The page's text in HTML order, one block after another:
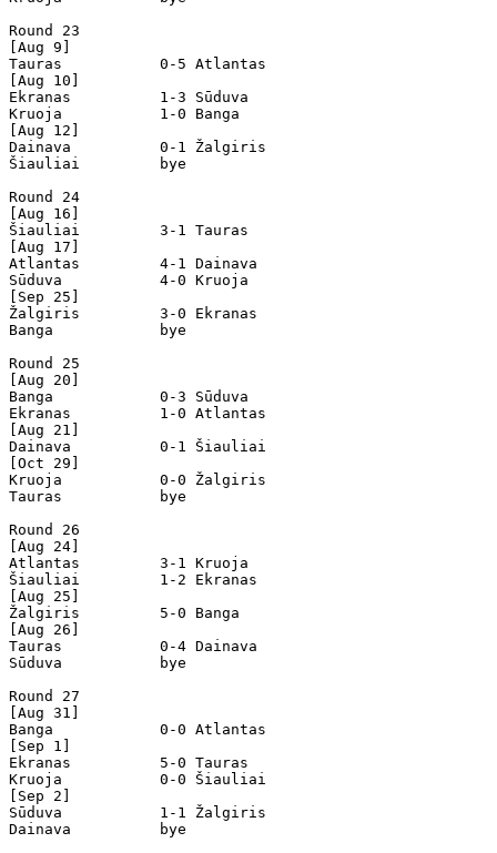
Round 23
[Aug 9]
Tauras           0-5 Atlantas
[Aug 10]
Ekranas          1-3 Sūduva
Kruoja           1-0 Banga
[Aug 12]
Dainava          0-1 Žalgiris
Šiauliai         bye
Round 24
[Aug 16]
Šiauliai         3-1 Tauras
[Aug 17]
Atlantas         4-1 Dainava
Sūduva           4-0 Kruoja
[Sep 25]
Žalgiris         3-0 Ekranas
Banga            bye
Round 25
[Aug 20]
Banga            0-3 Sūduva
Ekranas          1-0 Atlantas
[Aug 21]
Dainava          0-1 Šiauliai
[Oct 29]
Kruoja           0-0 Žalgiris
Tauras           bye
Round 26
[Aug 24]
Atlantas         3-1 Kruoja
Šiauliai         1-2 Ekranas
[Aug 25]
Žalgiris         5-0 Banga
[Aug 26]
Tauras           0-4 Dainava
Sūduva           bye
Round 27
[Aug 31]
Banga            0-0 Atlantas
[Sep 1]
Ekranas          5-0 Tauras
Kruoja           0-0 Šiauliai
[Sep 2]
Sūduva           1-1 Žalgiris
Dainava          bye